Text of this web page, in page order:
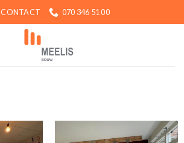
CONTACT 070 346 51 00